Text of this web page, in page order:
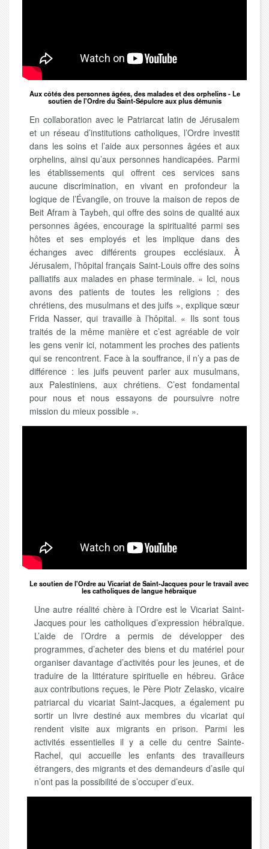
Aux côtés des personnes âgées, des malades et des orphelins - Le
soutien de l'Ordre du Saint-Sépulcre aux plus démunis
En collaboration avec le Patriarcat latin de Jérusalem
et un réseau d’institutions catholiques, l’Ordre investit
dans les soins et l’aide aux personnes âgées et aux
orphelins, ainsi qu’aux personnes handicapées. Parmi
les établissements qui offrent ces services sans
aucune discrimination, en vivant en profondeur la
logique de l’Évangile, on trouve la maison de repos de
Beit Afram à Taybeh, qui offre des soins de qualité aux
personnes âgées, encourage la spiritualité parmi ses
hôtes et ses employés et les implique dans des
échanges avec différents groupes ecclésiaux. À
Jérusalem, l’hôpital français Saint-Louis offre des soins
palliatifs aux malades en phase terminale. « Ici, nous
avons des patients de toutes les religions : des
chrétiens, des musulmans et des juifs », explique sœur
Frida Nasser, qui travaille à l’hôpital. « Ils sont tous
traités de la même manière et c’est agréable de voir
les gens venir ici, notamment les proches des patients
qui se rencontrent. Face à la souffrance, il n’y a pas de
différence : les juifs peuvent parler aux musulmans,
aux Palestiniens, aux chrétiens. C’est fondamental
pour nous et nous essayons de poursuivre notre
mission du mieux possible ».
Le soutien de l'Ordre au Vicariat de Saint-Jacques pour le travail avec
les catholiques de langue hébraïque
Une autre réalité chère à l’Ordre est le Vicariat Saint-
Jacques pour les catholiques d’expression hébraïque.
L’aide de l’Ordre a permis de développer des
programmes, d’acheter des biens et du matériel pour
organiser davantage d’activités pour les jeunes, et de
traduire de la littérature spirituelle en hébreu. Grâce
aux contributions reçues, le Père Piotr Zelasko, vicaire
patriarcal du vicariat Saint-Jacques, a également pu
sortir un livre destiné aux membres du vicariat qui
rendent visite aux migrants en prison. Parmi les
activités essentielles il y a celle du centre Sainte-
Rachel, qui accueille les enfants des travailleurs
étrangers, des migrants et des demandeurs d’asile qui
n’ont pas la possibilité de s’occuper d’eux.